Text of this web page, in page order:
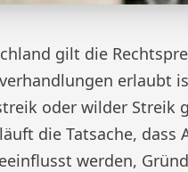
gilt die
erlaubt
oder wilder Streik
die Tatsache,
werden,